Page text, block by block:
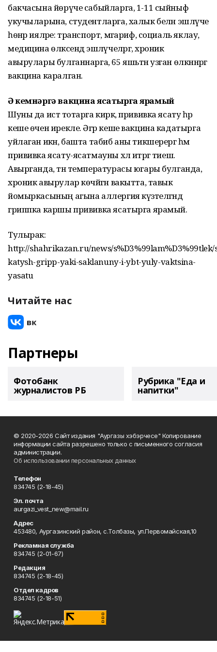
бакчасына йөрүче сабыйларга, 1-11 сыйныф
укучыларына, студентларга, халык белән эшләүче
һөнәр ияләре: транспорт, мәгариф, социаль яклау,
медицина өлкәсендә эшләүчеләргә, хроник
авырулары булганнарга, 65 яшьтән узган өлкәннәргә
вакцина каралган.
Ә кемнәргә вакцина ясатырга ярамый
Шуны да истә тотарга кирәк, прививка ясату һәр
кеше өчен ирекле. Әгәр кеше вакцина кадатырга
уйлаган икән, башта табиб аны тикшерергә һәм
прививка ясату-ясатмауны хәл итәргә тиеш.
Авырганда, тән температурасы югары булганда,
хроник авырулар көчәйгән вакытта, тавык
йомыркасының агына аллергия күзәтелгәндә
гриппка каршы прививка ясатырга ярамый.
Тулырак:
http://shahrikazan.ru/news/s%D3%99lam%D3%99tlek/
katysh-gripp-yaki-saklanuny-i-ybt-yuly-vaktsina-
yasatu
Читайте нас
Партнеры
Фотобанк
журналистов РБ
Рубрика "Еда и
напитки"
© 2020-2026 Сайт издания "Аургазы хэбэрчесе" Копирование
информации сайта разрешено только с письменного согласия
администрации.
Об использовании персональных данных
Телефон
834745 (2-18-45)
Эл. почта
aurgazi_vest_new@mail.ru
Адрес
453480, Аургазинский район, с.Толбазы, ул.Первомайская,10
Рекламная служба
834745 (2-01-67)
Редакция
834745 (2-18-45)
Отдел кадров
834745 (2-18-51)